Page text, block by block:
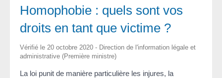
Homophobie : quels sont vos
droits en tant que victime ?
Vérifié le 20 octobre 2020 - Direction de l'information légale et
administrative (Première ministre)
La loi punit de manière particulière les injures, la